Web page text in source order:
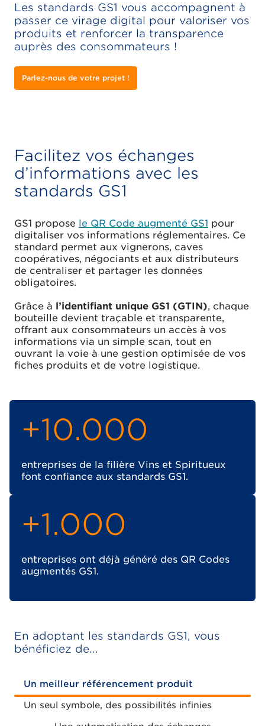
Les standards GS1 vous accompagnent à
passer ce virage digital pour valoriser vos
produits et renforcer la transparence
auprès des consommateurs !
Parlez-nous de votre projet !
Facilitez vos échanges
d’informations avec les
standards GS1
GS1 propose le QR Code augmenté GS1 pour
digitaliser vos informations réglementaires. Ce
standard permet aux vignerons, caves
coopératives, négociants et aux distributeurs
de centraliser et partager les données
obligatoires.
Grâce à l’identifiant unique GS1 (GTIN), chaque
bouteille devient traçable et transparente,
offrant aux consommateurs un accès à vos
informations via un simple scan, tout en
ouvrant la voie à une gestion optimisée de vos
fiches produits et de votre logistique.
+10.000
entreprises de la filière Vins et Spiritueux
font confiance aux standards GS1.
+1.000
entreprises ont déjà généré des QR Codes
augmentés GS1.
En adoptant les standards GS1, vous
bénéficiez de...
Un meilleur référencement produit
Un seul symbole, des possibilités infinies